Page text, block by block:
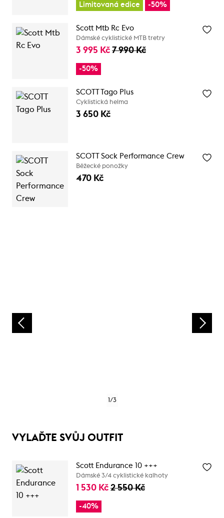
Limitovaná edice -50%
Scott Mtb Rc Evo
Dámské cyklistické MTB tretry
3 995 Kč 7 990 Kč
-50%
SCOTT Tago Plus
Cyklistická helma
3 650 Kč
SCOTT Sock Performance Crew
Běžecké ponožky
470 Kč
1 /3
VYLAĎTE SVŮJ OUTFIT
Scott Endurance 10 +++
Dámské 3/4 cyklistické kalhoty
1 530 Kč 2 550 Kč
-40%